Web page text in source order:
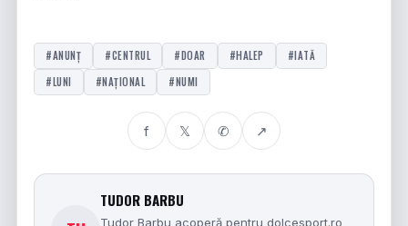
#ANUNȚ #CENTRUL #DOAR #HALEP
#IATĂ
#LUNI
#NAȚIONAL #NUMI
f 𝕏 ✆ ↗
TUDOR BARBU
Tudor Barbu acoperă pentru dolcesport.ro